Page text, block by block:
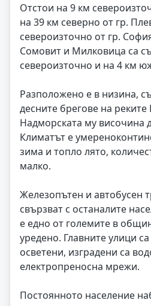
Отстои на 9 км
на 39 км северно от гр.
североизточно от гр.
Сомовит и Милковица са
североизточно и на 4 км
Разположено е в низина,
десните брегове на реките
Надморската му височина
Климатът е
зима и топло лято,
малко.
Железопътен и автобусен
свързват с останалите
е едно от големите в
уредено. Главните улици
осветени, изградени са
електропреносна мрежи.
Постоянното население